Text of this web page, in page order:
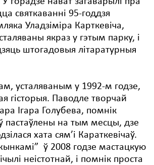
святкаванні 95-годдзя
Уладзіміра Карткевіча,
якраз у гэтым парку, і
штогадовыя літаратурныя
усталяваным у 1992-м годзе,
гісторыя. Паводле творчай
Ігара Голубева, помнік
пастаўлены на тым месцы, дзе
хата сям’і Караткевічаў.
ў 2008 годзе мастацкую
неістотнай, і помнік проста